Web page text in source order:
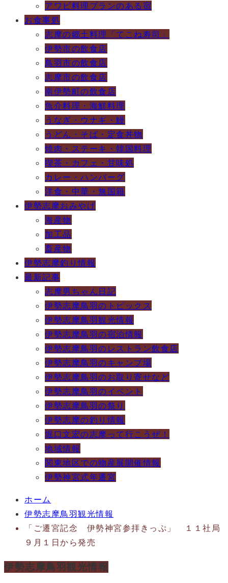
アワビ料理プランのある宿
お食事処
志摩の郷土料理「てこね寿司」
伊勢市の飲食店
鳥羽市の飲食店
志摩市の飲食店
南伊勢町の飲食店
魚介料理・海鮮料理
うなぎ・ウナギ・鰻
うどん・そば・定食丼物
焼肉・ステーキ・韓国料理
喫茶・カフェ・甘味処
カレー・ハンバーグ
洋食・中華・無国籍
伊勢志摩おみやげ
海産物
加工品
畜産物
伊勢志摩釣り情報
最新記事
志摩男ちゃん日記
伊勢志摩鳥羽のトピックス
伊勢志摩鳥羽観光情報
伊勢志摩鳥羽の宿泊情報
伊勢志摩鳥羽のレストラン飲食店
伊勢志摩鳥羽のキャンプ場
伊勢志摩鳥羽のお取り寄せなど
伊勢志摩鳥羽のイベント
伊勢志摩鳥羽の祭り
伊勢志摩の釣り情報
堀口文宏の志摩って行こうぜ！
地域情報
関東地区での物産展開催情報
伊勢神宮式年遷宮
ホーム
伊勢志摩鳥羽観光情報
「ご遷宮記念 伊勢神宮参拝きっぷ」 １１社局
９月１日から発売
伊勢志摩鳥羽観光情報